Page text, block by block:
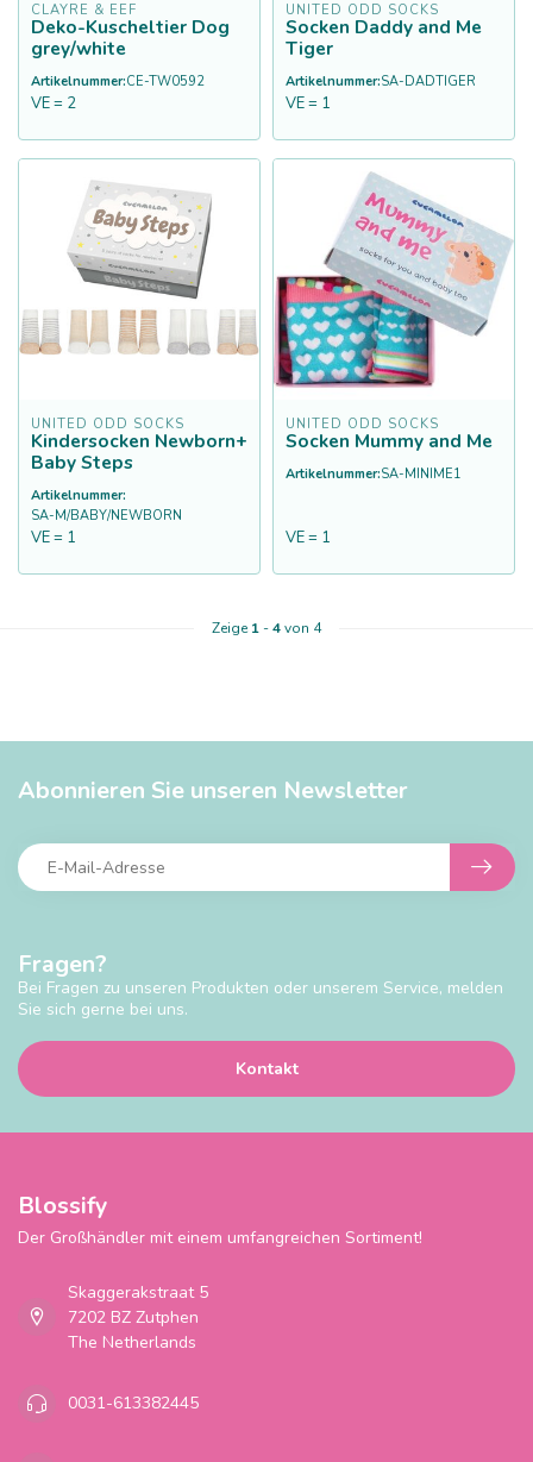
CLAYRE & EEF
Deko-Kuscheltier Dog
grey/white
Artikelnummer:CE-TW0592
VE = 2
UNITED ODD SOCKS
Socken Daddy and Me
Tiger
Artikelnummer:SA-DADTIGER
VE = 1
UNITED ODD SOCKS
Kindersocken Newborn+
Baby Steps
Artikelnummer:
SA-M/BABY/NEWBORN
VE = 1
UNITED ODD SOCKS
Socken Mummy and Me
Artikelnummer:SA-MINIME1
VE = 1
Zeige1-4von 4
Fragen?
Bei Fragen zu unseren Produkten oder unserem Service, melden
Sie sich gerne bei uns.
Kontakt
Abonnieren Sie unseren Newsletter
Blossify
Der Großhändler mit einem umfangreichen Sortiment!
Skaggerakstraat 5
7202 BZ Zutphen
The Netherlands
0031-613382445